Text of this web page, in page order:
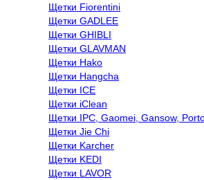
Щетки Fiorentini
Щетки GADLEE
Щетки GHIBLI
Щетки GLAVMAN
Щетки Hako
Щетки Hangcha
Щетки ICE
Щетки iClean
Щетки IPC, Gaomei, Gansow,
Щетки Jie Chi
Щетки Karcher
Щетки KEDI
Щетки LAVOR